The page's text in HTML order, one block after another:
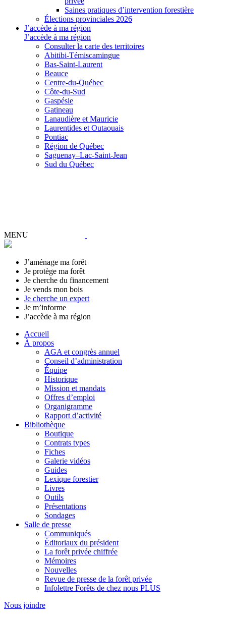
Saines pratiques d’intervention forestière
Élections provinciales 2026
J’accède à ma région
J’accède à ma région
Consulter la carte des territoires
Abitibi-Témiscamingue
Bas-Saint-Laurent
Beauce
Centre-du-Québec
Côte-du-Sud
Gaspésie
Gatineau
Lanaudière et Mauricie
Laurentides et Outaouais
Pontiac
Région de Québec
Saguenay–Lac-Saint-Jean
Sud du Québec
MENU
J’aménage ma forêt
Je protège ma forêt
Je cherche du financement
Je vends mon bois
Je cherche un expert
Je m’informe
J’accède à ma région
Accueil
À propos
AGA et congrès annuel
Conseil d’administration
Équipe
Historique
Mission et mandats
Offres d’emploi
Organigramme
Rapport d’activité
Bibliothèque
Boutique
Contrats types
Fiches
Galerie vidéos
Guides
Lexique forestier
Livres
Outils
Présentations
Sondages
Salle de presse
Communiqués
Éditoriaux du président
La forêt privée chiffrée
Mémoires
Nouvelles
Revue de presse de la forêt privée
Infolettre Forêts de chez nous PLUS
Nous joindre